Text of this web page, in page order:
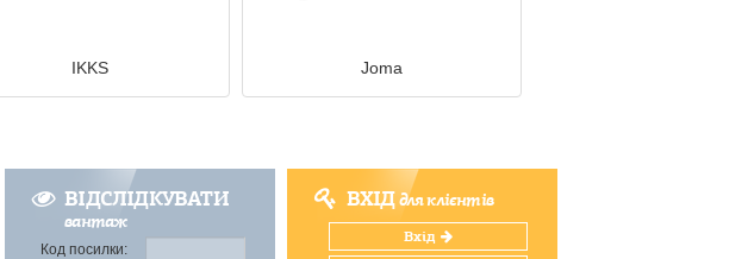
IKKS Joma
ВІДСЛІДКУВАТИ
вантаж
Код посилки:
ВХІДдля клієнтів
Вхід